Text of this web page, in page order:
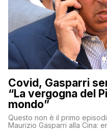
Covid, Gasparri
“La vergogna del
mondo”
Questo non è il primo
Maurizio Gasparri alla Cina: